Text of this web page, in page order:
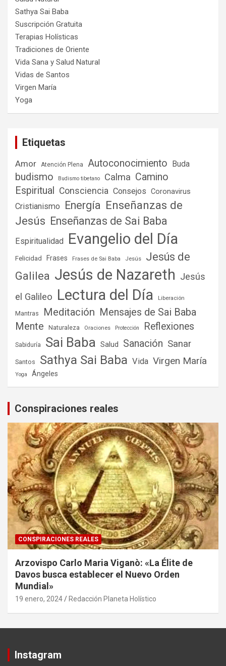
Sathya Sai Baba
Suscripción Gratuita
Terapias Holísticas
Tradiciones de Oriente
Vida Sana y Salud Natural
Vidas de Santos
Virgen María
Yoga
Etiquetas
Amor Atención Plena Autoconocimiento Buda
budismo Budismo tibetano Calma Camino
Espiritual
Consciencia Consejos Coronavirus
Cristianismo Energía Enseñanzas de
Jesús Enseñanzas de Sai Baba
Espiritualidad Evangelio del Día
Felicidad Frases Frases de Sai Baba Jesús
Jesús de
Galilea Jesús de Nazareth Jesús
el Galileo Lectura del Día Liberación
Mantras Meditación Mensajes de Sai Baba
Mente
Naturaleza Oraciones Protección Reflexiones
Sabiduría Sai Baba Salud Sanación Sanar
Santos Sathya Sai Baba Vida Virgen María
Yoga Ángeles
Conspiraciones reales
CONSPIRACIONES REALES
Arzovispo Carlo Maria Viganò: «La Élite de
Davos busca establecer el Nuevo Orden
Mundial»
19 enero, 2024 Redacción Planeta Holístico
Instagram